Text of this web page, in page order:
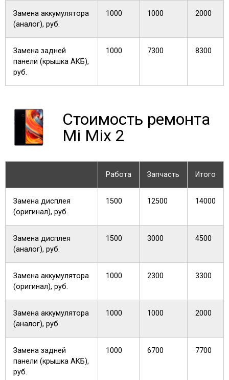
Замена аккумулятора
(аналог), руб.
1000 1000 2000
Замена задней
панели (крышка АКБ),
руб.
1000 7300 8300
Стоимость ремонта
Mi Mix 2
Работа Запчасть Итого
Замена дисплея
(оригинал), руб.
1500 12500 14000
Замена дисплея
(аналог), руб.
1500 3000 4500
Замена аккумулятора
(оригинал), руб.
1000 2300 3300
Замена аккумулятора
(аналог), руб.
1000 1000 2000
Замена задней
панели (крышка АКБ),
руб.
1000 6700 7700